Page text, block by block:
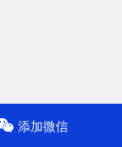
添加微信